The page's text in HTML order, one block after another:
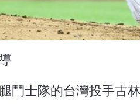
鬥士隊的台灣投手古